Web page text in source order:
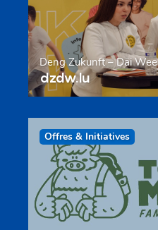
Deng Zukunft – Däi Wee
dzdw.lu
Offres & Initiatives